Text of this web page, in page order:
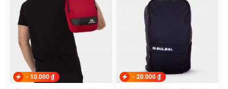
- 10.000 ₫ - 20.000 ₫